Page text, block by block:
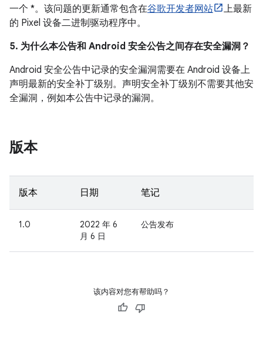
一个 *。该问题的更新通常包含在谷歌开发者网站
上最新
的 Pixel 设备二进制驱动程序中。
5. 为什么本公告和 Android 安全公告之间存在安全漏洞？
Android 安全公告中记录的安全漏洞需要在 Android 设备上
声明最新的安全补丁级别。声明安全补丁级别不需要其他安
全漏洞，例如本公告中记录的漏洞。
版本
版本 日期 笔记
1.0
2022 年 6
月 6 日
公告发布
该内容对您有帮助吗？